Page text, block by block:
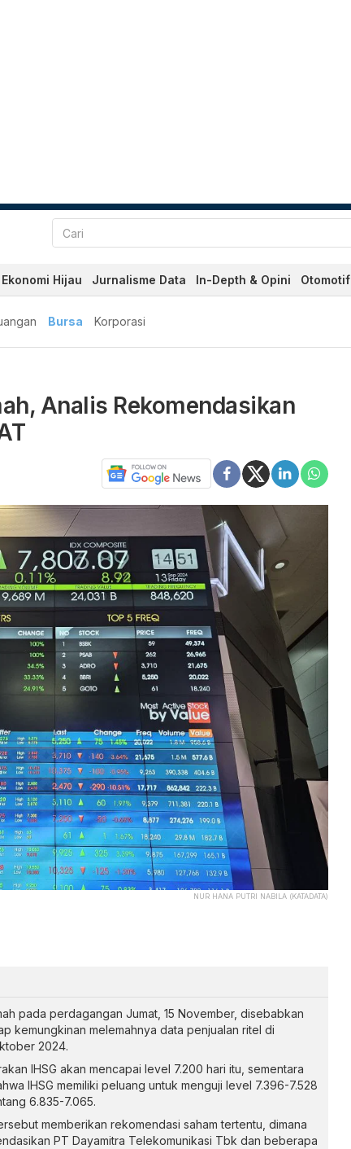
Ekonomi Hijau Jurnalisme Data In-Depth & Opini Otomotif
Bursa Korporasi
Analis Rekomendasikan
NUR HANA PUTRI NABILA (KATADATA)
pada perdagangan Jumat, 15 November, disebabkan
kemungkinan melemahnya data penjualan ritel di
2024.
IHSG akan mencapai level 7.200 hari itu, sementara
IHSG memiliki peluang untuk menguji level 7.396-7.528
6.835-7.065.
memberikan rekomendasi saham tertentu, dimana
PT Dayamitra Telekomunikasi Tbk dan beberapa